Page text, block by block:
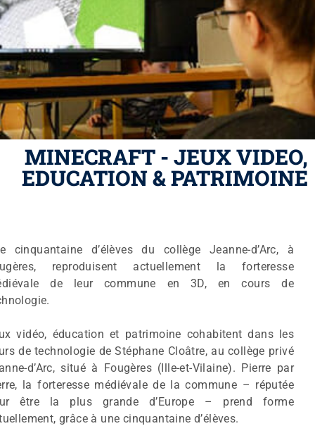
MINECRAFT - JEUX VIDEO,
EDUCATION & PATRIMOINE
cinquantaine d’élèves du collège Jeanne-d’Arc, à
reproduisent actuellement la forteresse
de leur commune en 3D, en cours de
vidéo, éducation et patrimoine cohabitent dans les
de technologie de Stéphane Cloâtre, au collège privé
d’Arc, situé à Fougères (Ille-et-Vilaine). Pierre par
la forteresse médiévale de la commune – réputée
être la plus grande d’Europe – prend forme
grâce à une cinquantaine d’élèves.